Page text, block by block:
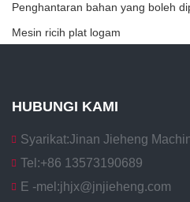
Penghantaran bahan yang boleh
Mesin ricih plat logam
HUBUNGI KAMI
Syarikat:Jinan Jieheng
Tel:+86 13573190689
E -mel:jhjx@jnjieheng.com